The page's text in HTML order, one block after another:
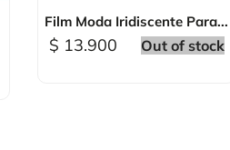
Vista rápida
Film Moda Iridiscente Para...
$ 13.900 Out of stock